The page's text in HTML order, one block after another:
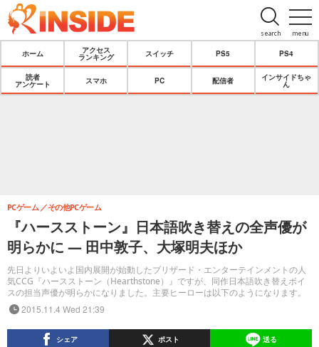
menu
search
ホーム
アクセス
ランキング
スイッチ PS5 PS4
読者
アンケート
スマホ PC 配信者
インサイドちゃ
ん
『ハースストーン』日本語吹き替えの全声優が
明らかに ― 田中敦子、大塚明夫ほか
先日よりいよいよ国内展開が始動したブリザード・エンターテインメントの人
気CCG『ハースストーン（Hearthstone）』ですが、同作日本語吹き替えボイ
スの担当声優が明らかになりました。主要ヒーローは以下のようになります。
PCゲーム その他PCゲーム
2015.11.4 Wed 21:39
シェア ポスト 送る